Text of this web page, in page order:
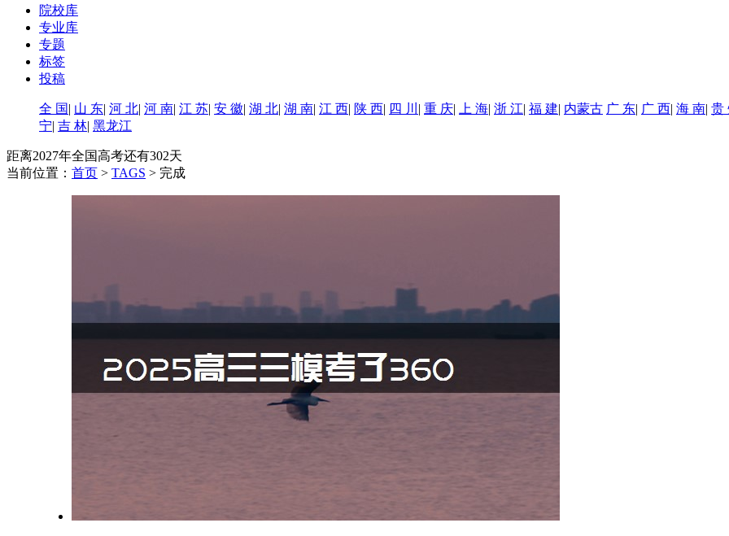
院校库
专业库
专题
标签
投稿
全 国| 山 东| 河 北| 河 南| 江 苏| 安 徽| 湖 北| 湖 南| 江 西| 陕 西| 四 川 | 重 庆| 上 海| 浙 江| 福 建| 内蒙古 广 东| 广 西| 海 南| 贵
宁| 吉 林| 黑龙江
距离2027年全国高考还有302天
当前位置： 首页 > TAGS > 完成